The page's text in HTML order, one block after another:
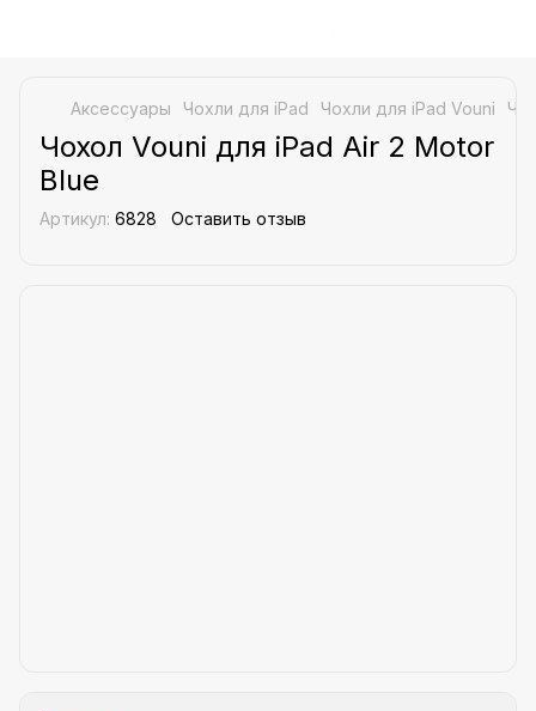
Аксессуары Чохли для iPad Чохли для iPad Vouni
Чохол Vouni для iPad Air 2 Motor
Blue
Артикул: 6828 Оставить отзыв